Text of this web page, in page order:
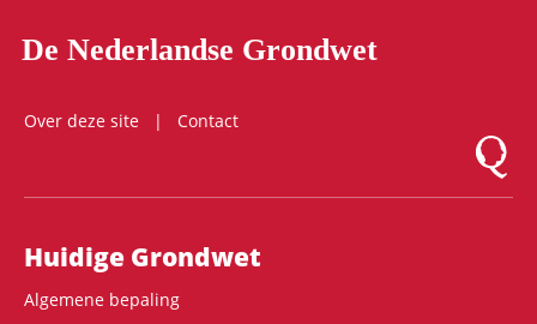
De Nederlandse Grondwet
Over deze site
Contact
Logo
Hoofdnavigatie
Huidige Grondwet
Algemene bepaling